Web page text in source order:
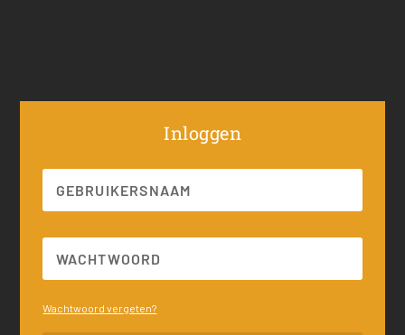
Inloggen
Wachtwoord vergeten?